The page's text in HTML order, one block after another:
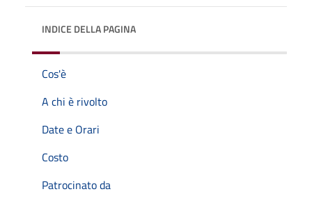
INDICE DELLA PAGINA
Cos'è
A chi è rivolto
Date e Orari
Costo
Patrocinato da